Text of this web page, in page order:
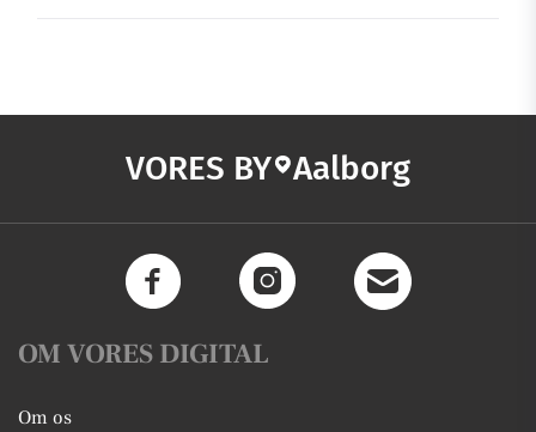
VORES BY Aalborg
OM VORES DIGITAL
Om os